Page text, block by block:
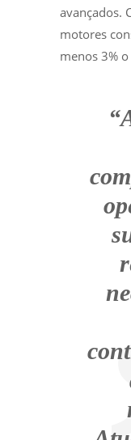
avançados.
motores
menos 3%